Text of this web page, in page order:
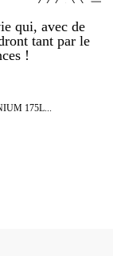
qui, avec de
tant par le
!
175L...